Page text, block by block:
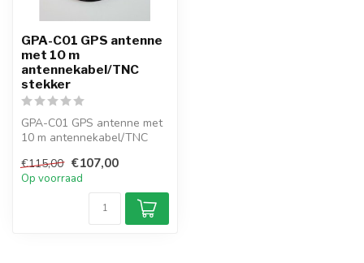
GPA-C01 GPS antenne
met 10 m
antennekabel/TNC
stekker
GPA-C01 GPS antenne met
10 m antennekabel/TNC
€115,00 €107,00
Op voorraad